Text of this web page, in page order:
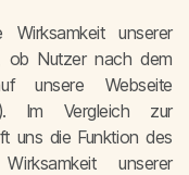
unserer
ob Nutzer nach dem
unsere Webseite
Im Vergleich zur
uns die Funktion des
unserer